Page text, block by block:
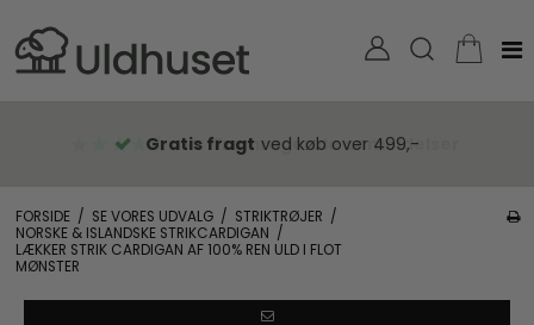
Gratis fragt ved køb over 499,-
FORSIDE / SE VORES UDVALG / STRIKTRØJER /
NORSKE & ISLANDSKE STRIKCARDIGAN /
LÆKKER STRIK CARDIGAN AF 100% REN ULD I FLOT
MØNSTER